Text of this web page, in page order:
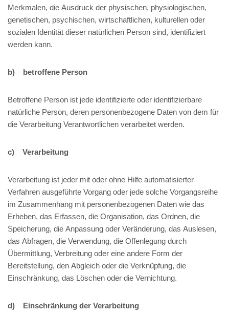
Merkmalen, die Ausdruck der physischen, physiologischen,
genetischen, psychischen, wirtschaftlichen, kulturellen oder
sozialen Identität dieser natürlichen Person sind, identifiziert
werden kann.
b) betroffene Person
Betroffene Person ist jede identifizierte oder identifizierbare
natürliche Person, deren personenbezogene Daten von dem für
die Verarbeitung Verantwortlichen verarbeitet werden.
c) Verarbeitung
Verarbeitung ist jeder mit oder ohne Hilfe automatisierter
Verfahren ausgeführte Vorgang oder jede solche Vorgangsreihe
im Zusammenhang mit personenbezogenen Daten wie das
Erheben, das Erfassen, die Organisation, das Ordnen, die
Speicherung, die Anpassung oder Veränderung, das Auslesen,
das Abfragen, die Verwendung, die Offenlegung durch
Übermittlung, Verbreitung oder eine andere Form der
Bereitstellung, den Abgleich oder die Verknüpfung, die
Einschränkung, das Löschen oder die Vernichtung.
d) Einschränkung der Verarbeitung